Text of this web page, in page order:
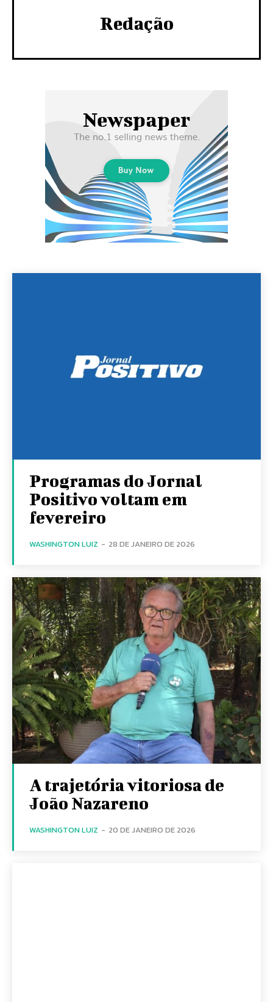
Redação
Programas do Jornal
Positivo voltam em
fevereiro
WASHINGTON LUIZ - 28 DE JANEIRO DE 2026
A trajetória vitoriosa de
João Nazareno
WASHINGTON LUIZ - 20 DE JANEIRO DE 2026